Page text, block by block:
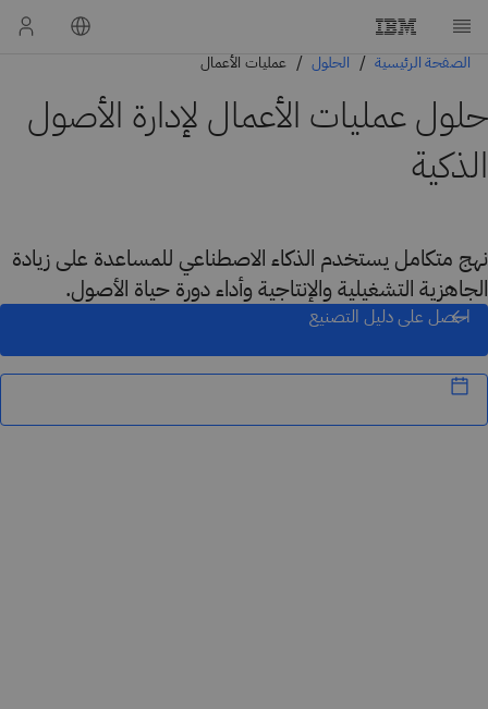
الصفحة الرئيسية الحلول عمليات الأعمال
حلول عمليات الأعمال لإدارة الأصول
الذكية
نهج متكامل يستخدم الذكاء الاصطناعي للمساعدة على زيادة
الجاهزية التشغيلية والإنتاجية وأداء دورة حياة الأصول.
احصل على دليل التصنيع